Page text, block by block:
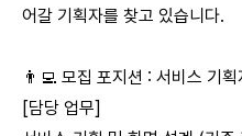
어갈 기획자를 찾고 있습니다.
👨‍💻 모집 포지션 : 서비스 기획
[담당 업무]